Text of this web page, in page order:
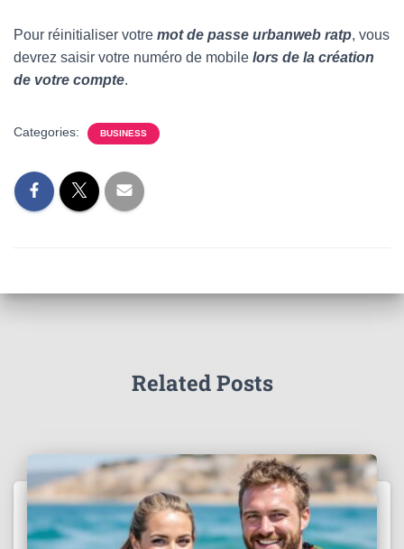
Pour réinitialiser votre mot de passe urbanweb ratp, vous
devrez saisir votre numéro de mobile lors de la création
de votre compte.
Categories: BUSINESS
Related Posts